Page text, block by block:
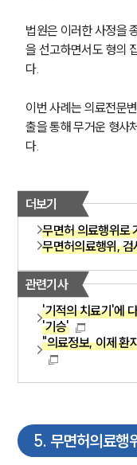
법원은 이러한 사정을
을 선고하면서도 형의
다.
이번 사례는 의료전문
출을 통해 무거운 형사
다.
더보기
무면허 의료행위로
무면허의료행위, 검
관련기사
'기적의 치료기'에
'기승'
"의료정보, 이제 환
5. 무면허의료행